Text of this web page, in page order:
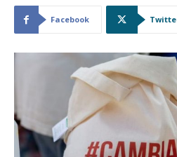
Facebook